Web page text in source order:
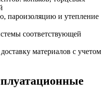
пароизоляцию и утепление
соответствующей
материалов с учетом